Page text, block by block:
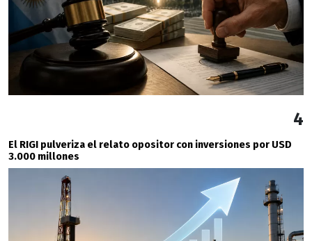
4
El RIGI pulveriza el relato opositor con inversiones por USD
3.000 millones